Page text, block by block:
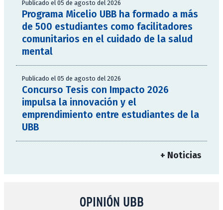
Publicado el 05 de agosto del 2026
Programa Micelio UBB ha formado a más
de 500 estudiantes como facilitadores
comunitarios en el cuidado de la salud
mental
Publicado el 05 de agosto del 2026
Concurso Tesis con Impacto 2026
impulsa la innovación y el
emprendimiento entre estudiantes de la
UBB
+ Noticias
OPINIÓN UBB